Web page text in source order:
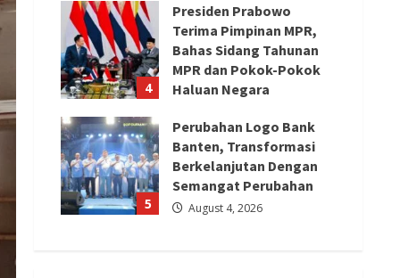
4
Presiden Prabowo
Terima Pimpinan MPR,
Bahas Sidang Tahunan
MPR dan Pokok-Pokok
Haluan Negara
5
Perubahan Logo Bank
Banten, Transformasi
Berkelanjutan Dengan
Semangat Perubahan
August 4, 2026